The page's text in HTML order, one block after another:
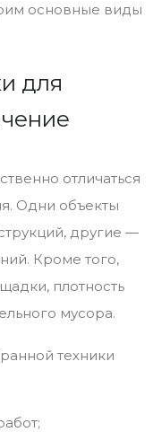
основные виды
для
отличаться
Одни объекты
другие —
Кроме того,
плотность
мусора.
техники